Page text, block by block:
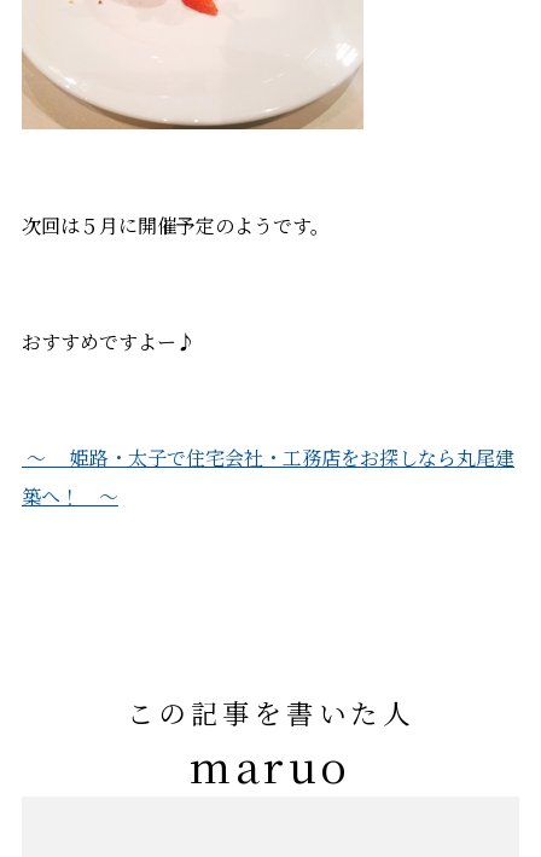
次回は５月に開催予定のようです。
おすすめですよー♪
～ 姫路・太子で住宅会社・工務店をお探しなら丸尾建
築へ！ ～
この記事を書いた人
maruo